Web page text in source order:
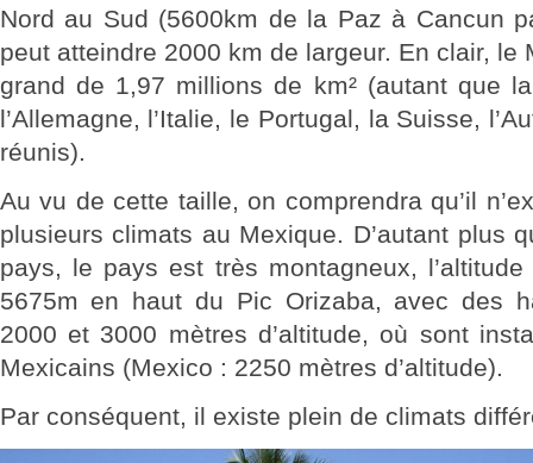
Nord au Sud (5600km de la Paz à Cancun
peut atteindre 2000 km de largeur. En clair, le
grand de 1,97 millions de km² (autant que
l’Allemagne, l’Italie, le Portugal, la Suisse,
réunis).
Au vu de cette taille, on comprendra qu’il
plusieurs climats au Mexique. D’autant plus
pays, le pays est très montagneux,
5675m en haut du Pic Orizaba, avec des
2000 et 3000 mètres d’altitude, où sont
Mexicains (Mexico : 2250 mètres d’altitude).
Par conséquent, il existe plein de climats